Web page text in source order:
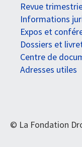
Revue
Informations
Expos et
Dossiers et
Centre de
Adresses utiles
© La Fondation